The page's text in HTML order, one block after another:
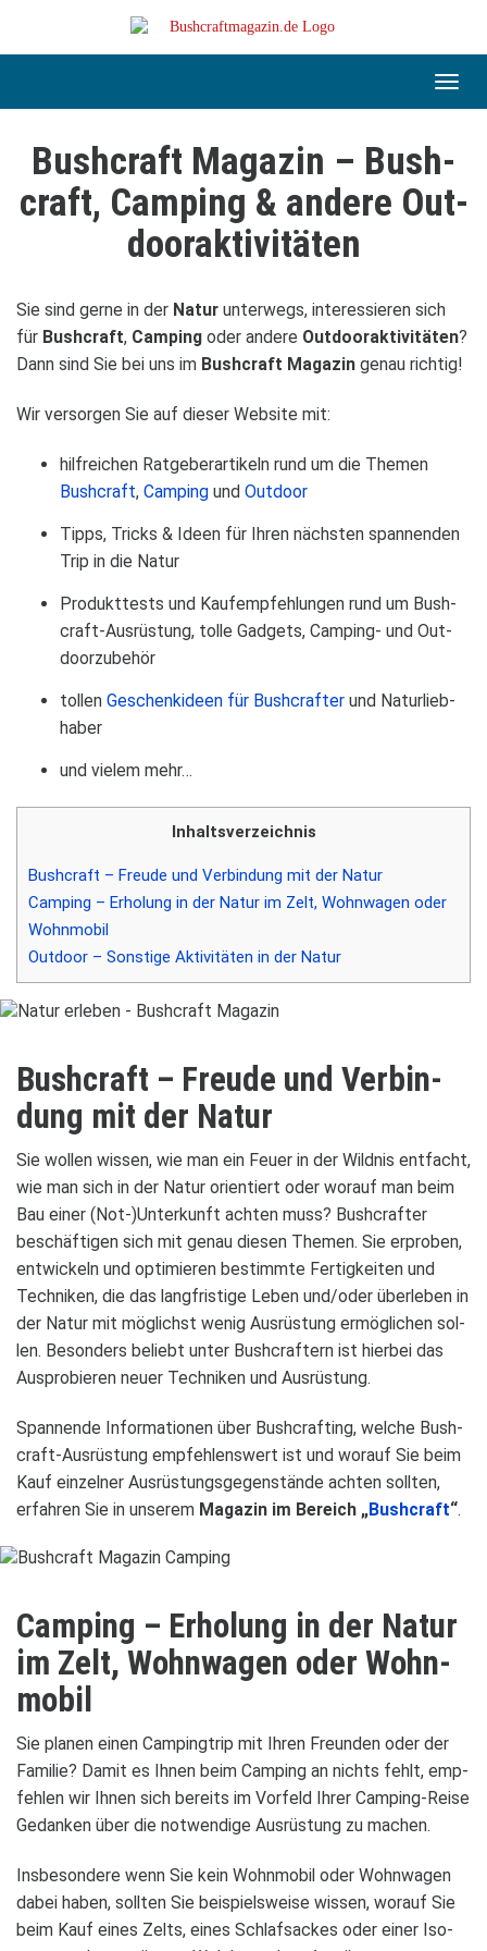
main
Bush­craft Maga­zin – Bush­
craft, Cam­ping & andere Out­
door­ak­ti­vi­tä­ten
Sie sind gerne in der Natur unter­wegs, inter­es­sie­ren sich
für Bush­craft, Cam­ping oder andere Out­door­ak­ti­vi­tä­ten?
Dann sind Sie bei uns im Bush­craft Maga­zin genau rich­tig!
Wir ver­sor­gen Sie auf die­ser Web­site mit:
hilf­rei­chen Rat­ge­ber­ar­ti­keln rund um die The­men
Bush­craft, Cam­ping und Out­door
Tipps, Tricks & Ideen für Ihren nächs­ten span­nen­den
Trip in die Natur
Pro­dukt­tests und Kauf­emp­feh­lun­gen rund um Bush­
craft-Aus­rüs­tung, tolle Gad­gets, Cam­ping- und Out­
door­zu­be­hör
tol­len Geschenk­ideen für Bush­craf­ter und Natur­lieb­
ha­ber
und vie­lem mehr…
Inhalts­ver­zeich­nis
Bush­craft – Freude und Ver­bin­dung mit der Natur
Cam­ping – Erho­lung in der Natur im Zelt, Wohn­wa­gen oder
Wohn­mo­bil
Out­door – Sons­tige Akti­vi­tä­ten in der Natur
Bush­craft – Freude und Ver­bin­
dung mit der Natur
Sie wol­len wis­sen, wie man ein Feuer in der Wild­nis ent­facht,
wie man sich in der Natur ori­en­tiert oder wor­auf man beim
Bau einer (Not-)Unterkunft ach­ten muss? Bush­craf­ter
beschäf­ti­gen sich mit genau die­sen The­men. Sie erpro­ben,
ent­wi­ckeln und opti­mie­ren bestimmte Fer­tig­kei­ten und
Tech­ni­ken, die das lang­fris­tige Leben und/oder über­le­ben in
der Natur mit mög­lichst wenig Aus­rüs­tung ermög­li­chen sol­
len. Beson­ders beliebt unter Bush­craf­tern ist hier­bei das
Aus­pro­bie­ren neuer Tech­ni­ken und Aus­rüs­tung.
Span­nende Infor­ma­tio­nen über Bush­craf­ting, wel­che Bush­
craft-Aus­rüs­tung emp­feh­lens­wert ist und wor­auf Sie beim
Kauf ein­zel­ner Aus­rüs­tungs­ge­gen­stände ach­ten soll­ten,
erfah­ren Sie in unse­rem Maga­zin im Bereich „Bush­craft“.
Cam­ping – Erho­lung in der Natur
im Zelt, Wohn­wa­gen oder Wohn­
mo­bil
Sie pla­nen einen Cam­ping­trip mit Ihren Freun­den oder der
Fami­lie? Damit es Ihnen beim Cam­ping an nichts fehlt, emp­
feh­len wir Ihnen sich bereits im Vor­feld Ihrer Cam­ping-Reise
Gedan­ken über die not­wen­dige Aus­rüs­tung zu machen.
Ins­be­son­dere wenn Sie kein Wohn­mo­bil oder Wohn­wa­gen
dabei haben, soll­ten Sie bei­spiels­weise wis­sen, wor­auf Sie
beim Kauf eines Zelts, eines Schlaf­sa­ckes oder einer Iso­